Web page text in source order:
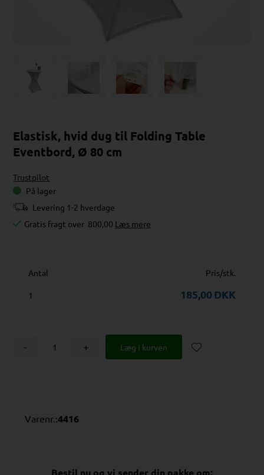
Elastisk, hvid dug til Folding Table
Eventbord, Ø 80 cm
Trustpilot
På lager
Levering 1-2 hverdage
Gratis fragt over 800,00 Læs mere
Antal Pris/stk.
1 185,00DKK
- +
Varenr.:4416